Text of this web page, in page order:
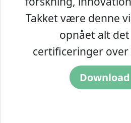
Takket være denne
opnået alt
certificeringer over